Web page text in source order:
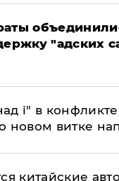
"адских
і" в
новом витке
китайские